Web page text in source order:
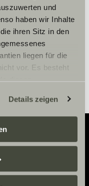
und
haben wir Inhalte
ihren Sitz in den
liegen für die
vor. Es besteht
diesen
Daten für
Daten
finden Sie hier:
aus,
Verarbeitung Ihrer
Details zeigen